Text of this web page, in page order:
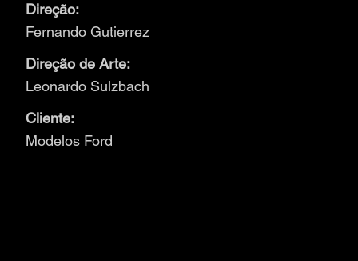
Direção:
Fernando Gutierrez
Direção de Arte:
Leonardo Sulzbach
Cliente:
Modelos Ford